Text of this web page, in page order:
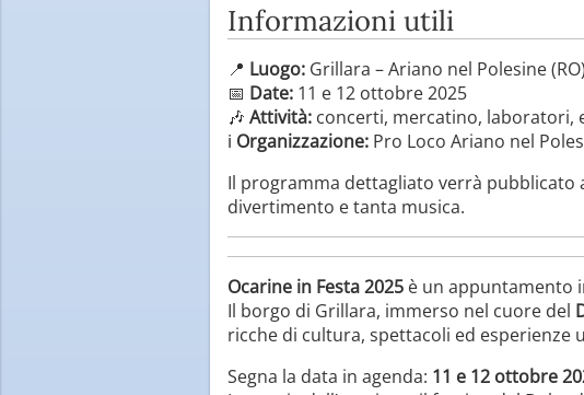
Informazioni utili
📍 Luogo: Grillara – Ariano nel Polesine (RO)
📅 Date: 11 e 12 ottobre 2025
🎶 Attività: concerti, mercatino, laboratori,
ℹ️ Organizzazione: Pro Loco Ariano nel
Il programma dettagliato verrà pubblicato
divertimento e tanta musica.
Ocarine in Festa 2025 è un appuntamento
Il borgo di Grillara, immerso nel cuore del
ricche di cultura, spettacoli ed esperienze
Segna la data in agenda: 11 e 12 ottobre